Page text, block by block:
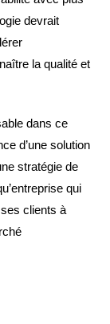
devrait
la qualité et
dans ce
d’une solution
stratégie de
qui
clients à